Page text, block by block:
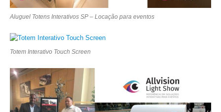
Aluguel Totens Interativos SP – Locação para eventos
Totem Interativo Touch Screen